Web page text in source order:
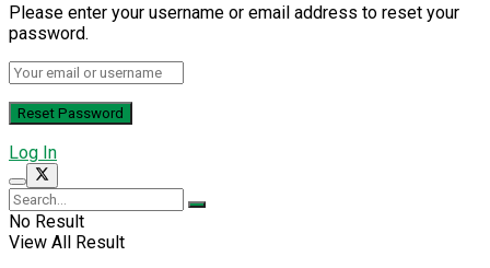
Please enter your username or email address to reset your
password.
Log In
No Result
View All Result